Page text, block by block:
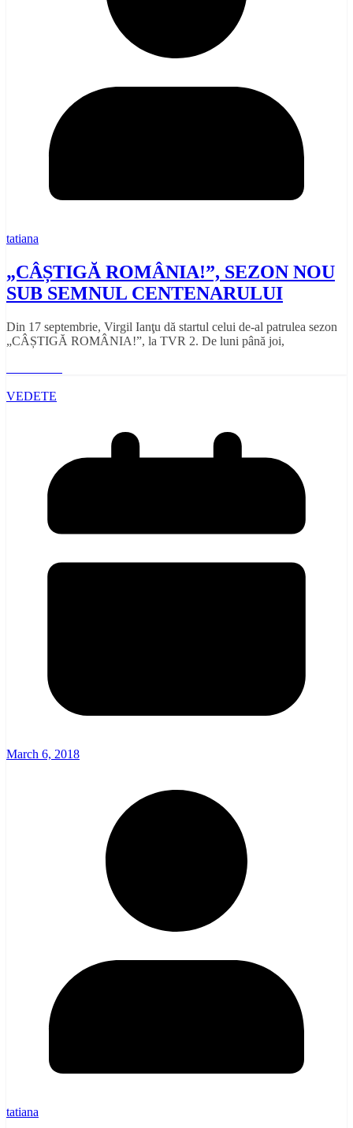
tatiana
„CÂȘTIGĂ ROMÂNIA!”, SEZON NOU
SUB SEMNUL CENTENARULUI
Din 17 septembrie, Virgil Ianţu dă startul celui de-al patrulea sezon
„CÂȘTIGĂ ROMÂNIA!”, la TVR 2. De luni până joi,
VEDETE
March 6, 2018
tatiana